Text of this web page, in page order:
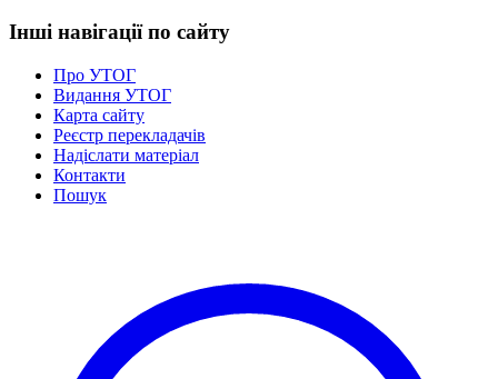
Інші навігації по сайту
Про УТОГ
Видання УТОГ
Карта сайту
Реєстр перекладачів
Надіслати матеріал
Контакти
Пошук